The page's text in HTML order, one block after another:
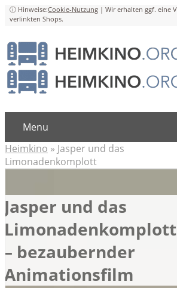
Cookie-Nutzung
Menu
Heimkino » Jasper und das
Limonadenkomplott
Jasper und das
Limonadenkomplott
– bezaubernder
Animationsfilm